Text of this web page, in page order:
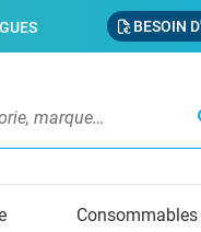
BESOIN
Consommables